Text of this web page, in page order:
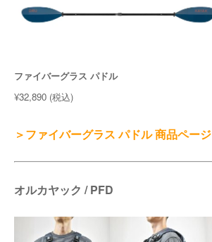
ファイバーグラス パドル
¥32,890 (税込)
＞ファイバーグラス パドル 商品ページ
オルカヤック / PFD